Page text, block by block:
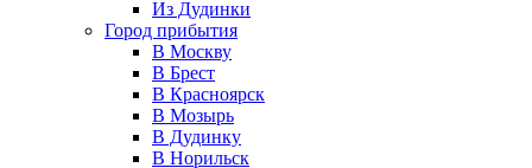
Из Дудинки
Город прибытия
В Москву
В Брест
В Красноярск
В Мозырь
В Дудинку
В Норильск